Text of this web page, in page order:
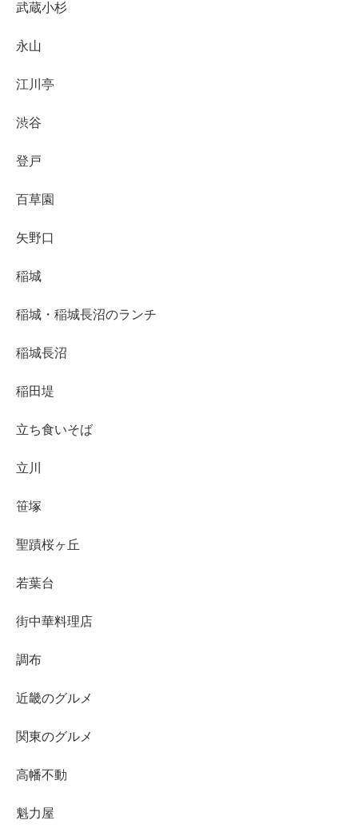
武蔵小杉
永山
江川亭
渋谷
登戸
百草園
矢野口
稲城
稲城・稲城長沼のランチ
稲城長沼
稲田堤
立ち食いそば
立川
笹塚
聖蹟桜ヶ丘
若葉台
街中華料理店
調布
近畿のグルメ
関東のグルメ
高幡不動
魁力屋